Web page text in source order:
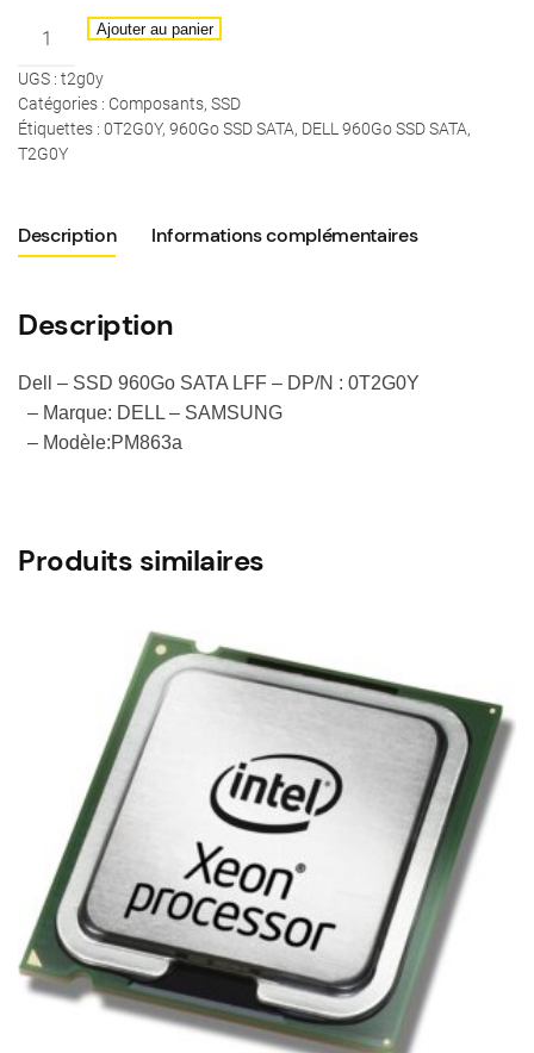
quantité
Dell
–
SSD
Entreprise
–
Ajouter au panier
UGS : t2g0y
Catégories : Composants, SSD
Étiquettes : 0T2G0Y, 960Go SSD SATA, DELL 960Go SSD SATA,
T2G0Y
Description Informations complémentaires
Description
Dell – SSD 960Go SATA LFF – DP/N : 0T2G0Y
– Marque: DELL – SAMSUNG
– Modèle:PM863a
Produits similaires